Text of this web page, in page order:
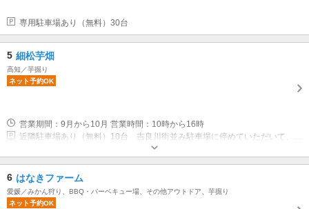
専用駐車場あり（無料）30台
5 細松芋畑
高知／芋掘り
ネット予約OK
営業期間：9月から10月 営業時間：10時から16時
6 はなきファーム
愛媛／みかん狩り、BBQ・バーベキュー場、その他アウトドア、芋掘り
ネット予約OK